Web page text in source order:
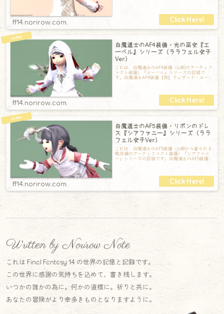
ff14.norirow.com
白魔道士のAF4装備・光の巫女『エ
ーベル』シリーズ（ララフェル女子
Ver.）
これは、白魔道士のAF4装備（Lv80のアーティフ
ァクト装備）『エーベル』シリーズの記録で
す。白魔道士AF4装備【頭】ウェザード・エーベ
ff14.norirow.com
白魔道士のAF5装備・リボンのドレ
ス『シアファニー』シリーズ（ララ
フェル女子Ver.）
これは、白魔道士のAF5装備（Lv89から着られる
暁月編のアーティファクト装備）『シアファニ
ー』シリーズの記録です。白魔道士のAF5装備
ff14.norirow.com
Written by Norirow Note
これは Final Fantasy 14 の世界の記憶と記録です。
この世界に感謝の気持ちを込めて、書き残します。
いつかの誰かの為に。何かの道標に。祈りと共に。
あなたの冒険がより幸多きものとなりますように。